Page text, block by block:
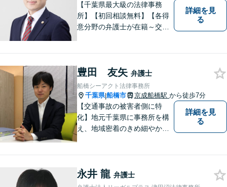
【千葉県最大級の法律事務
所】【初回相談無料】【各得
意分野の弁護士が在籍～交通
詳細を見
る
豊田 友矢 弁護士
船橋シーアクト法律事務所
千葉県|船橋市 京成船橋駅 から徒歩7分
【交通事故の被害者側に特
化】地元千葉県に事務所を構
え、地域密着のきめ細やかな
ポート致します！！
詳細を見
る
永井 龍 弁護士